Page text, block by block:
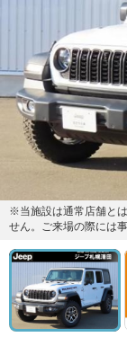
※当施設は通常店舗と
せん。ご来場の際には